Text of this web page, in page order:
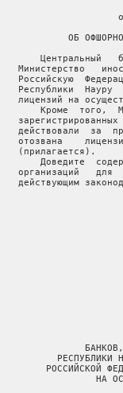
ОБ
Центральный
Министерство
Российскую
Республики  Науру
лицензий на
Кроме  того,
зарегистрированных
действовали  за
отозвана
   (прилагается).
Доведите
организаций   для
действующим
РЕСПУБЛИКИ
РОССИЙСКОЙ
НА